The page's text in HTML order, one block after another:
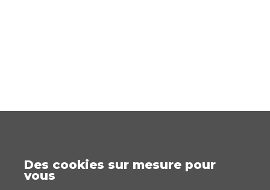
Des cookies sur mesure pour
vous